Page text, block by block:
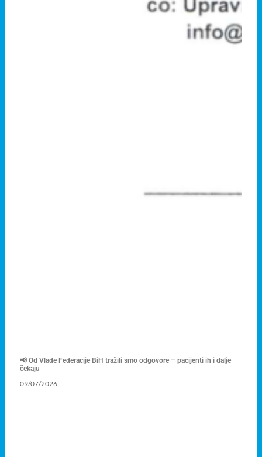
📢 Od Vlade Federacije BiH tražili smo odgovore – pacijenti ih i dalje
čekaju
09/07/2026